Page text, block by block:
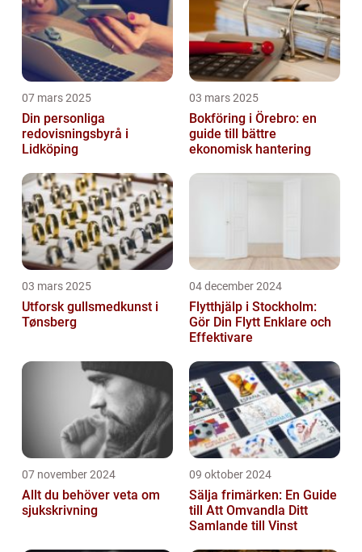
07 mars 2025
Din personliga
redovisningsbyrå i
Lidköping
03 mars 2025
Bokföring i Örebro: en
guide till bättre
ekonomisk hantering
03 mars 2025
Utforsk gullsmedkunst i
Tønsberg
04 december 2024
Flytthjälp i Stockholm:
Gör Din Flytt Enklare och
Effektivare
07 november 2024
Allt du behöver veta om
sjukskrivning
09 oktober 2024
Sälja frimärken: En Guide
till Att Omvandla Ditt
Samlande till Vinst